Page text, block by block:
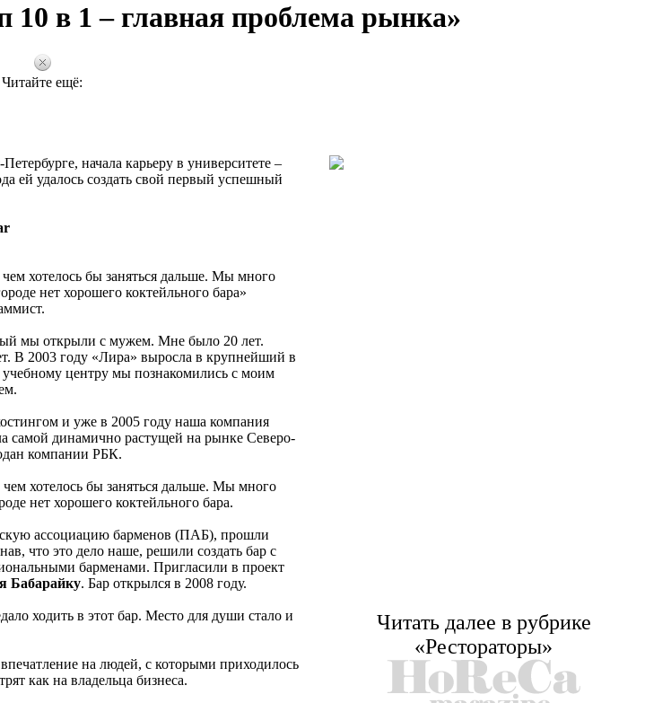
в 1 – главная проблема рынка»
Читайте ещё:
начала карьеру в университете –
ей удалось создать свой первый успешный
хотелось бы заняться дальше. Мы много
нет хорошего коктейльного бара»
мы открыли с мужем. Мне было 20 лет.
В 2003 году «Лира» выросла в крупнейший в
центру мы познакомились с моим
и уже в 2005 году наша компания
самой динамично растущей на рынке Северо-
компании РБК.
хотелось бы заняться дальше. Мы много
нет хорошего коктейльного бара.
ассоциацию барменов (ПАБ), прошли
что это дело наше, решили создать бар с
барменами. Пригласили в проект
Бабарайку. Бар открылся в 2008 году.
ходить в этот бар. Место для души стало и
на людей, с которыми приходилось
как на владельца бизнеса.
Читать далее в рубрике
«Рестораторы»